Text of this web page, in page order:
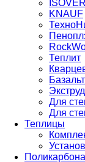
ISOVER
KNAUF
Теплит
Для
Для
Теплицы